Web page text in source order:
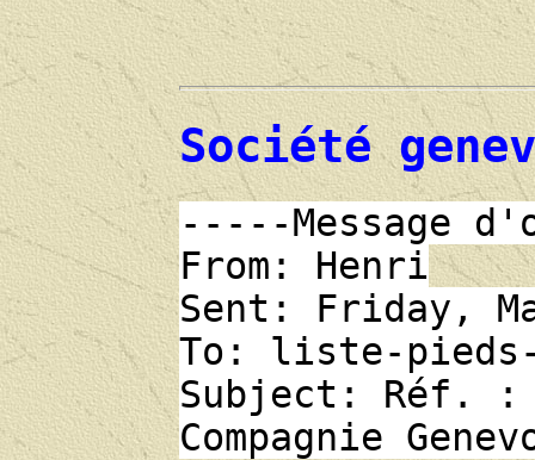
Société
-----Message
From: Henri
Sent: Friday,
To: liste-pieds-
Subject: Réf. :
Compagnie